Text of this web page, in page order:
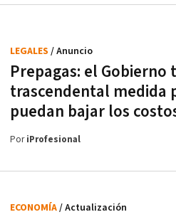
Prepagas: el Gobierno
trascendental medida
puedan bajar los
LEGALES / Anuncio
PoriProfesional
ECONOMÍA/ Actualización